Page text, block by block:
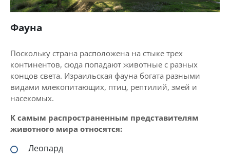
Фауна
Поскольку страна расположена на стыке трех
континентов, сюда попадают животные с разных
концов света. Израильская фауна богата разными
видами млекопитающих, птиц, рептилий, змей и
насекомых.
К самым распространенным представителям
животного мира относятся:
Леопард